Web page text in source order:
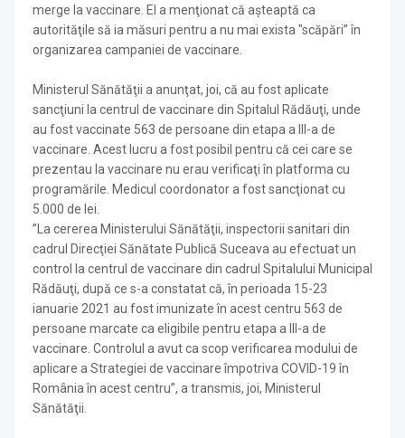
merge la vaccinare. El a menţionat că aşteaptă ca
autorităţile să ia măsuri pentru a nu mai exista "scăpări” în
organizarea campaniei de vaccinare.
Ministerul Sănătăţii a anunţat, joi, că au fost aplicate
sancţiuni la centrul de vaccinare din Spitalul Rădăuţi, unde
au fost vaccinate 563 de persoane din etapa a III-a de
vaccinare. Acest lucru a fost posibil pentru că cei care se
prezentau la vaccinare nu erau verificaţi în platforma cu
programările. Medicul coordonator a fost sancţionat cu
5.000 de lei.
”La cererea Ministerului Sănătăţii, inspectorii sanitari din
cadrul Direcţiei Sănătate Publică Suceava au efectuat un
control la centrul de vaccinare din cadrul Spitalului Municipal
Rădăuţi, după ce s-a constatat că, în perioada 15-23
ianuarie 2021 au fost imunizate în acest centru 563 de
persoane marcate ca eligibile pentru etapa a III-a de
vaccinare. Controlul a avut ca scop verificarea modului de
aplicare a Strategiei de vaccinare împotriva COVID-19 în
România în acest centru”, a transmis, joi, Ministerul
Sănătăţii.